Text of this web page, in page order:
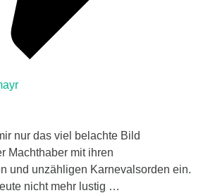
nur das viel belachte Bild
Machthaber mit ihren
und unzähligen Karnevalsorden ein.
nicht mehr lustig …